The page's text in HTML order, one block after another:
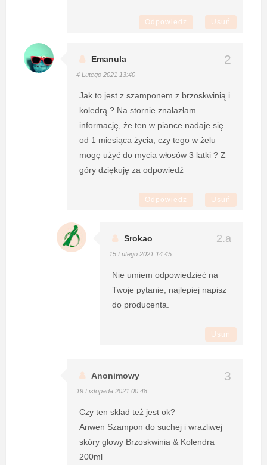
Odpowiedz Usuń
Emanula
4 Lutego 2021 13:40
Jak to jest z szamponem z brzoskwinią i
koledrą ? Na stornie znalazłam
informację, że ten w piance nadaje się
od 1 miesiąca życia, czy tego w żelu
mogę użyć do mycia włosów 3 latki ? Z
góry dziękuję za odpowiedź
Odpowiedz Usuń
Srokao
15 Lutego 2021 14:45
Nie umiem odpowiedzieć na
Twoje pytanie, najlepiej napisz
do producenta.
Usuń
Anonimowy
19 Listopada 2021 00:48
Czy ten skład też jest ok?
Anwen Szampon do suchej i wrażliwej
skóry głowy Brzoskwinia & Kolendra
200ml